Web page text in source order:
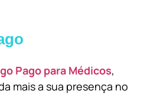
Pago para Médicos,
mais a sua presença no